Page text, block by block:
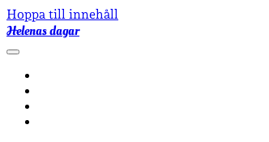
Hoppa till innehåll
Helenas dagar
öppna